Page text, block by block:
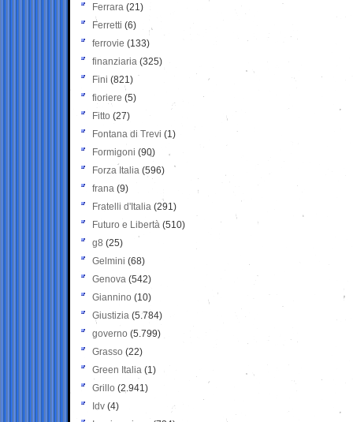
Ferrara (21)
Ferretti (6)
ferrovie (133)
finanziaria (325)
Fini (821)
fioriere (5)
Fitto (27)
Fontana di Trevi (1)
Formigoni (90)
Forza Italia (596)
frana (9)
Fratelli d'Italia (291)
Futuro e Libertà (510)
g8 (25)
Gelmini (68)
Genova (542)
Giannino (10)
Giustizia (5.784)
governo (5.799)
Grasso (22)
Green Italia (1)
Grillo (2.941)
Idv (4)